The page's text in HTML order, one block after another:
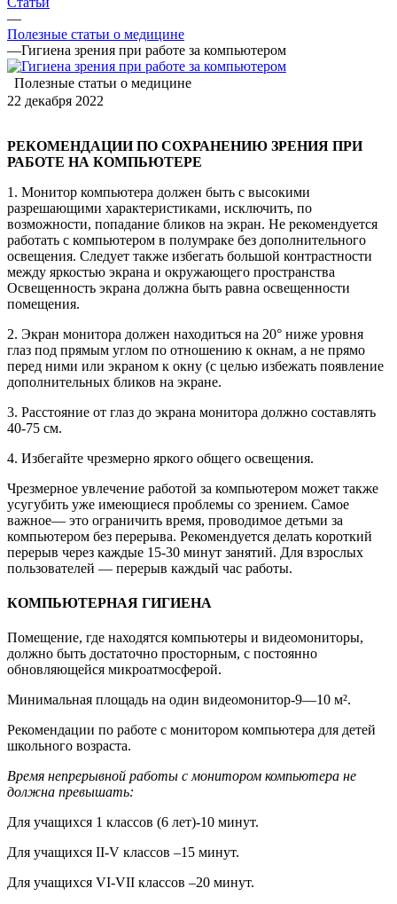
—
Полезные статьи о медицине
—Гигиена зрения при работе за компьютером
Полезные статьи о медицине
22 декабря 2022
РЕКОМЕНДАЦИИ ПО СОХРАНЕНИЮ ЗРЕНИЯ ПРИ
РАБОТЕ НА КОМПЬЮТЕРЕ
1. Монитор компьютера должен быть с высокими
разрешающими характеристиками, исключить, по
возможности, попадание бликов на экран. Не рекомендуется
работать с компьютером в полумраке без дополнительного
освещения. Следует также избегать большой контрастности
между яркостью экрана и окружающего пространства
Освещенность экрана должна быть равна освещенности
помещения.
2. Экран монитора должен находиться на 20° ниже уровня
глаз под прямым углом по отношению к окнам, а не прямо
перед ними или экраном к окну (с целью избежать появление
дополнительных бликов на экране.
3. Расстояние от глаз до экрана монитора должно составлять
40-75 см.
4. Избегайте чрезмерно яркого общего освещения.
Чрезмерное увлечение работой за компьютером может также
усугубить уже имеющиеся проблемы со зрением. Самое
важное— это ограничить время, проводимое детьми за
компьютером без перерыва. Рекомендуется делать короткий
перерыв через каждые 15-30 минут занятий. Для взрослых
пользователей — перерыв каждый час работы.
КОМПЬЮТЕРНАЯ ГИГИЕНА
Помещение, где находятся компьютеры и видеомониторы,
должно быть достаточно просторным, с постоянно
обновляющейся микроатмосферой.
Минимальная площадь на один видеомонитор-9—10 м².
Рекомендации по работе с монитором компьютера для детей
школьного возраста.
Время непрерывной работы с монитором компьютера не
должна превышать:
Для учащихся 1 классов (6 лет)-10 минут.
Для учащихся II-V классов –15 минут.
Для учащихся VI-VII классов –20 минут.